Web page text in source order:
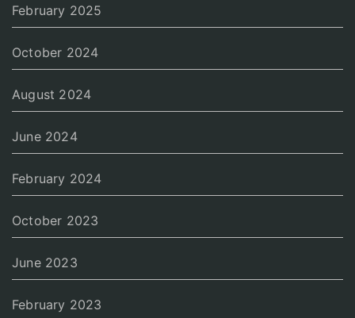
February 2025
October 2024
August 2024
June 2024
February 2024
October 2023
June 2023
February 2023